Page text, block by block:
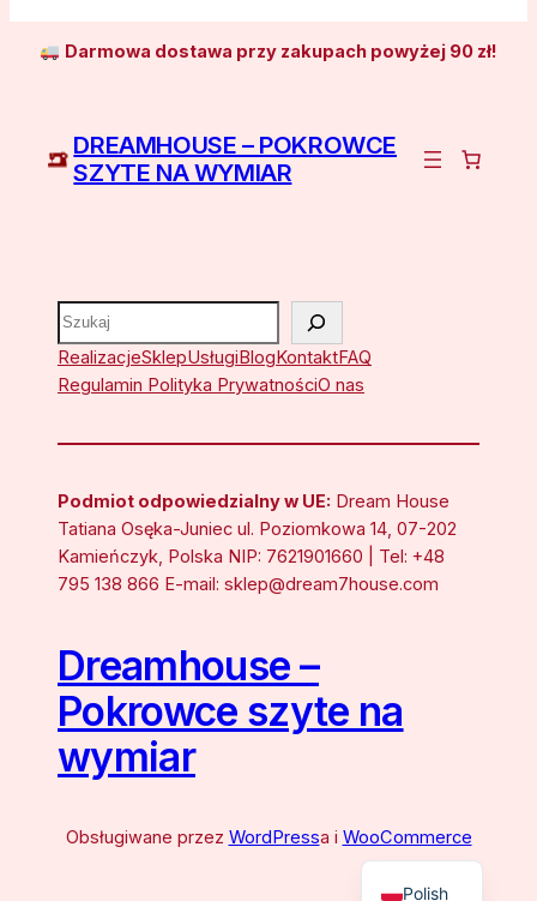
Darmowa dostawa przy zakupach powyżej 90 zł!
DREAMHOUSE – POKROWCE
SZYTE NA WYMIAR
Szukaj
RealizacjeSklepUsługiBlogKontaktFAQ
Regulamin Polityka PrywatnościO nas
Podmiot odpowiedzialny w UE: Dream House
Tatiana Osęka-Juniec ul. Poziomkowa 14, 07-202
Kamieńczyk, Polska NIP: 7621901660 | Tel: +48
795 138 866 E-mail: sklep@dream7house.com
Dreamhouse –
Pokrowce szyte na
wymiar
Obsługiwane przez WordPressa i WooCommerce
Polish